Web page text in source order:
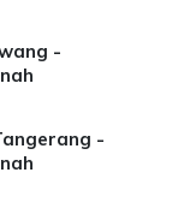
-
-